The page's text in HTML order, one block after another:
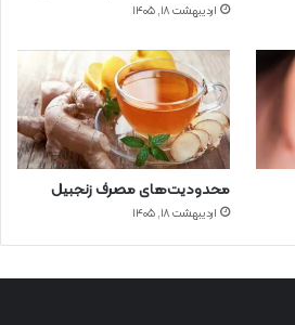
اردیبهشت ۱۸, ۱۴۰۵
محدودیت‌های مصرف زنجبیل
اردیبهشت ۱۸, ۱۴۰۵